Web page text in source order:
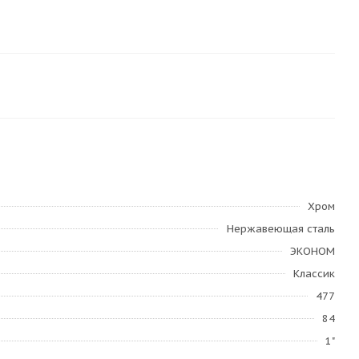
Хром
Нержавеющая сталь
ЭКОНОМ
Классик
477
84
1"